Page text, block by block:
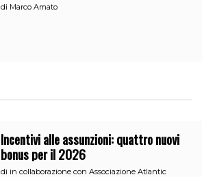
di Marco Amato
Incentivi alle assunzioni: quattro nuovi
bonus per il 2026
di in collaborazione con Associazione Atlantic